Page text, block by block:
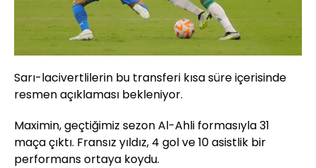
Sarı-lacivertlilerin bu transferi kısa süre içerisinde
resmen açıklaması bekleniyor.
Maximin, geçtiğimiz sezon Al-Ahli formasıyla 31
maça çıktı. Fransız yıldız, 4 gol ve 10 asistlik bir
performans ortaya koydu.